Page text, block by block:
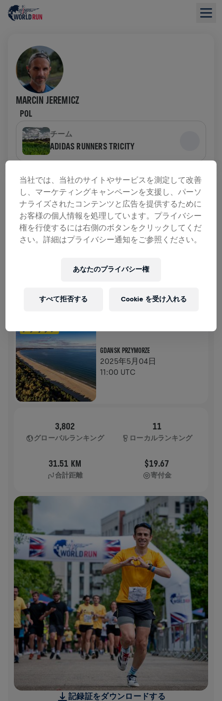
MARCIN JEREMICZ
POL
チーム
ADIDAS RUNNERS TRICITY
募金の概要
寄付金総額：$0.00 目標額: $0.00
寄付 寄付
アプリラン
GDANSK PRZYMORZE
2025年5月04日
11:00 UTC
3,802
グローバルランキング
11
ローカルランキング
31.51 KM
合計距離
$19.67
寄付金
記録証をダウンロードする
当社では、当社のサイトやサービスを測定して改善
し、マーケティングキャンペーンを支援し、パーソ
ナライズされたコンテンツと広告を提供するために
お客様の個人情報を処理しています。プライバシー
権を行使するには右側のボタンをクリックしてくだ
さい。詳細はプライバシー通知をご参照ください。
あなたのプライバシー権
すべて拒否する Cookie を受け入れる